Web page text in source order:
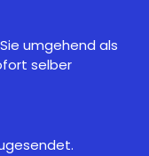
umgehend als
selber